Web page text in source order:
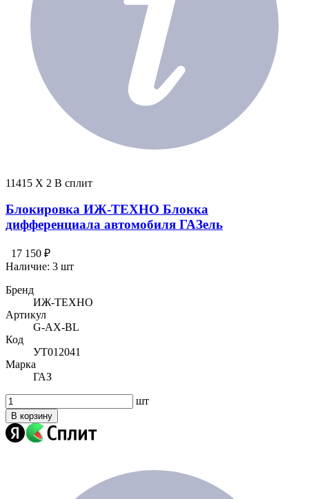
11415 X 2 В сплит
Блокировка ИЖ-ТЕХНО Блокка
дифференциала автомобиля ГАЗель
17 150 ₽
Наличие: 3 шт
Бренд
ИЖ-ТЕХНО
Артикул
G-AX-BL
Код
УТ012041
Марка
ГАЗ
шт
В корзину